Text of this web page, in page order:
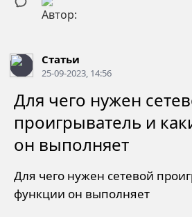
Статьи
25-09-2023, 14:56
Для чего нужен
проигрыватель и
он выполняет
Для чего нужен сетевой
функции он выполняет